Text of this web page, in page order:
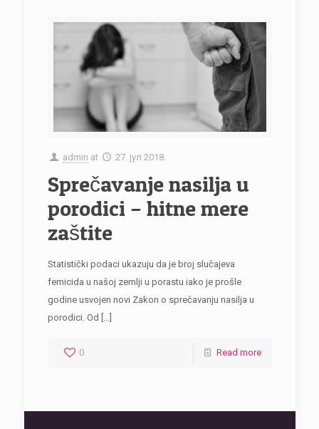
admin at 27. јул 2018.
Sprečavanje nasilja u
porodici – hitne mere
zaštite
Statistički podaci ukazuju da je broj slučajeva
femicida u našoj zemlji u porastu iako je prošle
godine usvojen novi Zakon o sprečavanju nasilja u
porodici. Od […]
0 Read more